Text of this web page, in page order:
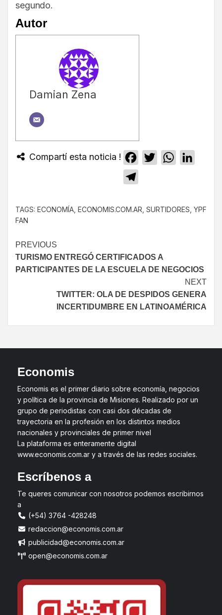
segundo.
Autor
Damian Zena
Compartí esta noticia ! Facebook
TwitterWhatsApp
TAGS: ECONOMÍA, ECONOMIS.COM.AR, SURTIDORES, YPF
FAN
PREVIOUS
TURISMO ENTREGÓ CERTIFICADOS A
PARTICIPANTES DE LA ESCUELA DE NEGOCIOS
NEXT
TWITTER: OLA DE DESPIDOS GENERA
INCERTIDUMBRE EN LATINOAMÉRICA
Economis
Economis es el primer diario sobre economía, negocios
y política de la provincia de Misiones. Realizado por un
grupo de periodistas con casi dos décadas de
trayectoria en la profesión en los distintos medios
nacionales y provinciales de primer nivel
La plataforma es enteramente digital
www.economis.com.ar y a través de las redes sociales.
Escríbenos a
Te queres comunicar con nosotros podemos escribirnos
a
(+54) 3764 -428248
redaccion@economis.com.ar
publicidad@economis.com.ar
open@economis.com.ar